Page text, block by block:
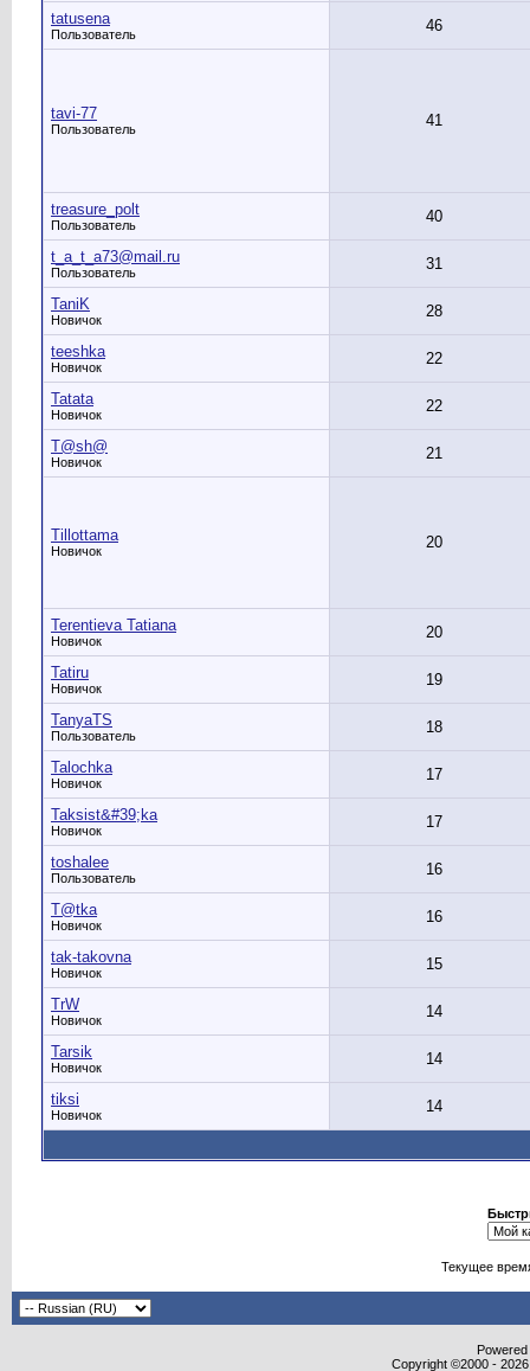
tatusena
Пользователь 46
tavi-77
Пользователь 41
treasure_polt
Пользователь 40
t_a_t_a73@mail.ru
Пользователь 31
TaniK
Новичок 28
teeshka
Новичок 22
Tatata
Новичок 22
T@sh@
Новичок 21
Tillottama
Новичок 20
Terentieva Tatiana
Новичок 20
Tatiru
Новичок 19
TanyaTS
Пользователь 18
Talochka
Новичок 17
Taksist&#39;ka
Новичок 17
toshalee
Пользователь 16
T@tka
Новичок 16
tak-takovna
Новичок 15
TrW
Новичок 14
Tarsik
Новичок 14
tiksi
Новичок 14
Текущее
Copyright ©2000 -